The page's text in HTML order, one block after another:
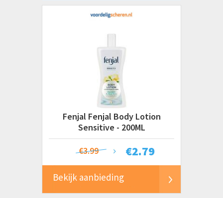
Fenjal Fenjal Body Lotion
Sensitive - 200ML
€2.79
€3.99
Bekijk aanbieding